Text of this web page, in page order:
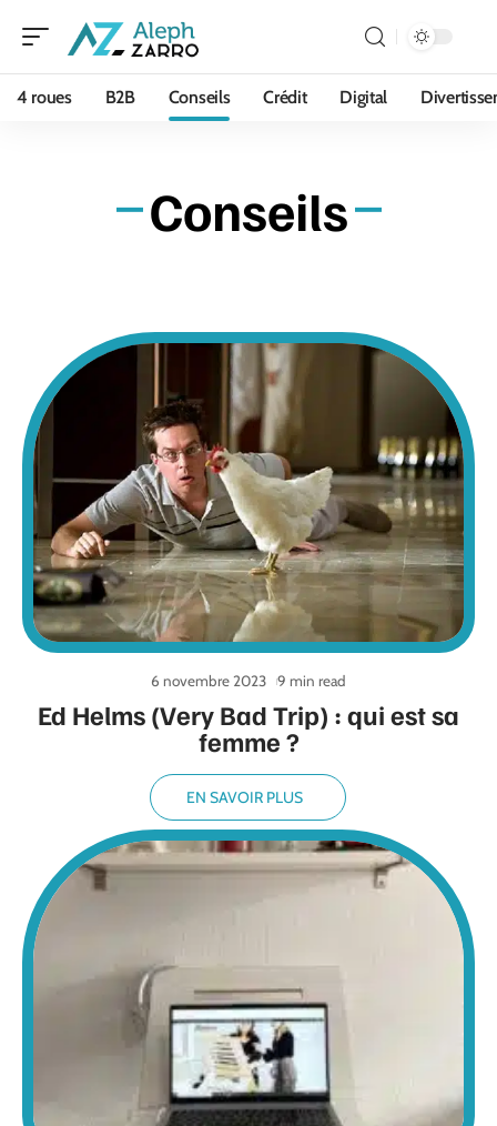
4 roues B2B Conseils Crédit Digital
Conseils
Ed Helms (Very Bad Trip) : qui est sa
femme ?
6 novembre 2023 9 min read
EN SAVOIR PLUS